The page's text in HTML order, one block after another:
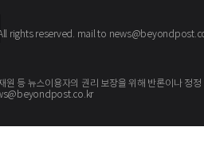
rights reserved. mail to
재원 등 뉴스이용자의 권리 보장을 위해 반론이나